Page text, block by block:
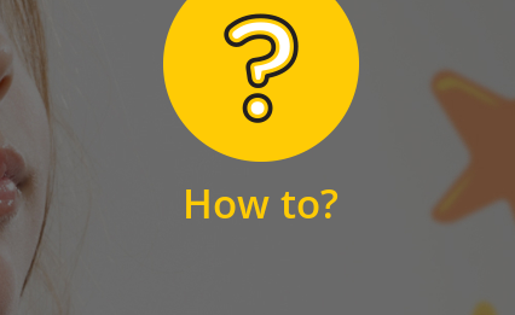
How to?
Hier finden Sie